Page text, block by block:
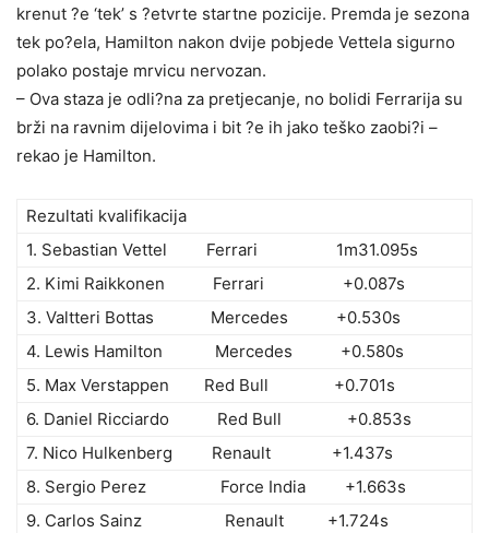
krenut ?e ‘tek’ s ?etvrte startne pozicije. Premda je sezona
tek po?ela, Hamilton nakon dvije pobjede Vettela sigurno
polako postaje mrvicu nervozan.
– Ova staza je odli?na za pretjecanje, no bolidi Ferrarija su
brži na ravnim dijelovima i bit ?e ih jako teško zaobi?i –
rekao je Hamilton.
Rezultati kvalifikacija
1. Sebastian Vettel Ferrari 1m31.095s
2. Kimi Raikkonen Ferrari +0.087s
3. Valtteri Bottas Mercedes +0.530s
4. Lewis Hamilton Mercedes +0.580s
5. Max Verstappen Red Bull +0.701s
6. Daniel Ricciardo Red Bull +0.853s
7. Nico Hulkenberg Renault +1.437s
8. Sergio Perez Force India +1.663s
9. Carlos Sainz Renault +1.724s